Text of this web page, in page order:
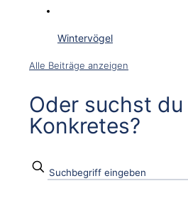
Wintervögel
Alle Beiträge anzeigen
Oder suchst du
Konkretes?